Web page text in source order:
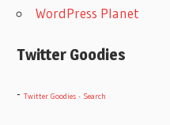
WordPress Planet
Twitter Goodies
-Twitter Goodies - Search